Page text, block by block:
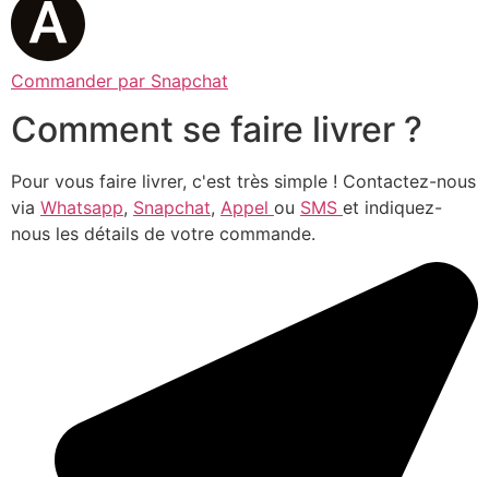
Commander par Snapchat
Comment se faire livrer ?
Pour vous faire livrer, c'est très simple ! Contactez-nous
via Whatsapp, Snapchat, Appel ou SMS et indiquez-
nous les détails de votre commande.